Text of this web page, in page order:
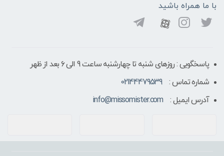
با ما همراه باشید
پاسخگویی : روزهای شنبه تا چهارشنبه ساعت 9 الی ۶ بعد از ظهر
شماره تماس :
02144479539
آدرس ایمیل :
info@missomister.com